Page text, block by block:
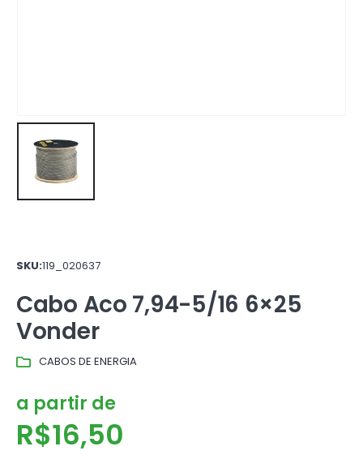
SKU:119_020637
Cabo Aco 7,94-5/16 6×25
Vonder
CABOS DE ENERGIA
a partir de
R$16,50